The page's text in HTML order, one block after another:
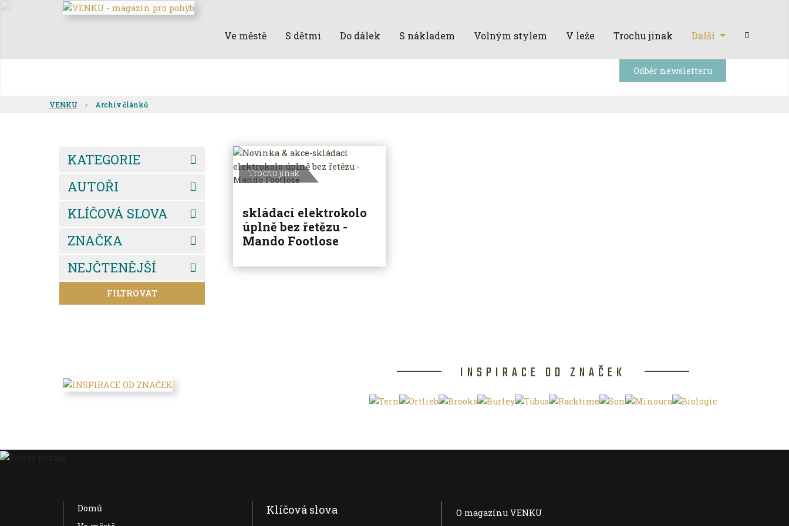
Ve městě S dětmi Do dálek S nákladem Volným stylem V leže Trochu jinak Další
Odběr newsletteru
VENKU Archiv článků
KATEGORIE
AUTOŘI
KLÍČOVÁ SLOVA
ZNAČKA
NEJČTENĚJŠÍ
FILTROVAT
Trochu jinak
skládací elektrokolo
úplně bez řetězu -
Mando Footlose
INSPIRACE OD ZNAČEK
Domů
Klíčová slova
O magazínu VENKU